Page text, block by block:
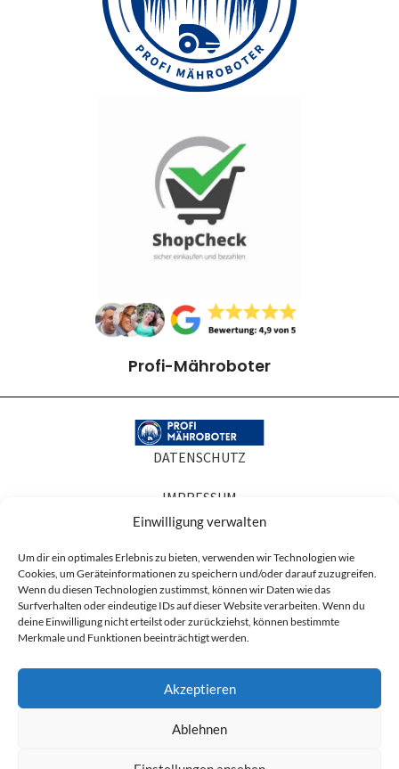
Einwilligung verwalten
Um dir ein optimales Erlebnis zu bieten, verwenden wir Technologien wie
Cookies, um Geräteinformationen zu speichern und/oder darauf zuzugreifen.
Wenn du diesen Technologien zustimmst, können wir Daten wie das
Surfverhalten oder eindeutige IDs auf dieser Website verarbeiten. Wenn du
deine Einwilligung nicht erteilst oder zurückziehst, können bestimmte
Merkmale und Funktionen beeinträchtigt werden.
Akzeptieren
Ablehnen
Profi-Mähroboter
DATENSCHUTZ
IMPRESSUM
AGB
Produktabbildungen dienen der Illustration. Sie können Zubehör oder
Ausstattung zeigen, die nicht zum Lieferumfang gehören, und in Details vom
Artikelbeschreibung.
* Alle Preise sind Nettopreise zzgl. der ges. MwSt. (19%) und ggf. anfallender
Versandkosten.